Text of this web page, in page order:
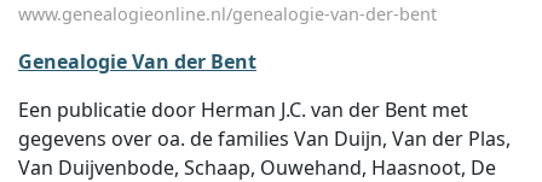
www.genealogieonline.nl/genealogie-van-der-bent
Genealogie Van der Bent
Een publicatie door Herman J.C. van der Bent met
gegevens over oa. de families Van Duijn, Van der Plas,
Van Duijvenbode, Schaap, Ouwehand, Haasnoot, De